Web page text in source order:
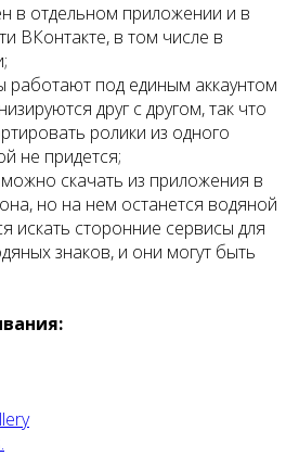
в отдельном приложении и в
ВКонтакте, в том числе в
работают под единым аккаунтом
друг с другом, так что
ролики из одного
не придется;
скачать из приложения в
но на нем останется водяной
искать сторонние сервисы для
знаков, и они могут быть